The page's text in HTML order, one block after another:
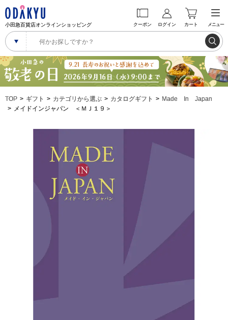
小田急百貨店オンラインショッピング クーポン ログイン カート メニュー
TOP ギフト カテゴリから選ぶ カタログギフト
Made In Japan
メイドインジャパン ＜ＭＪ１９＞